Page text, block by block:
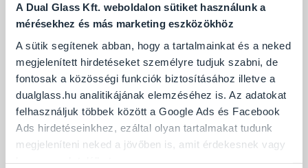
A Dual Glass Kft. weboldalon sütiket használunk a
mérésekhez és más marketing eszközökhöz
A sütik segítenek abban, hogy a tartalmainkat és a neked
megjelenített hirdetéseket személyre tudjuk szabni, de
fontosak a közösségi funkciók biztosításához illetve a
dualglass.hu analitikájának elemzéséhez is. Az adatokat
felhasználjuk többek között a Google Ads és Facebook
Ads hirdetéseinkhez, ezáltal olyan tartalmakat tudunk
megjeleníteni neked a jövőben is, amit érdekesnek vagy
Az alábbi íves üveget is a monoszlói munkához
készíttettük, 8 mm-es bronz parsol üvegből.